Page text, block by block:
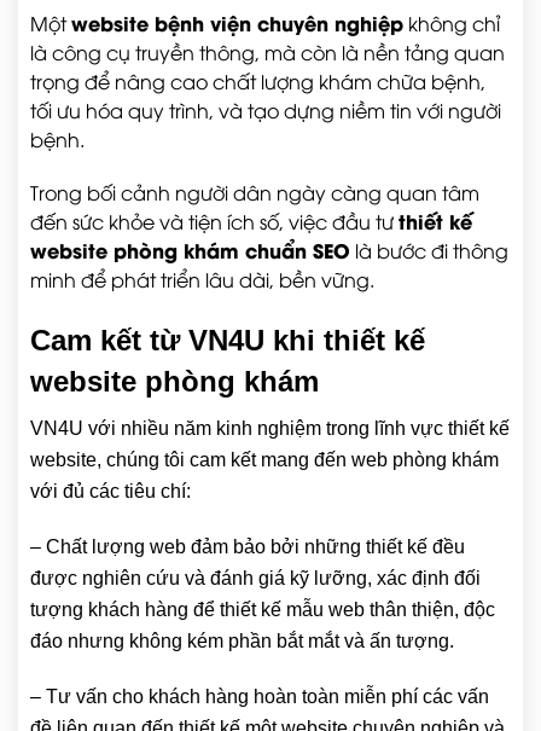
Mộtwebsite bệnh viện chuyên nghiệp không chỉ
là công cụ truyền thông, mà còn là nền tảng quan
trọng để nâng cao chất lượng khám chữa bệnh,
tối ưu hóa quy trình, và tạo dựng niềm tin với người
bệnh.
Trong bối cảnh người dân ngày càng quan tâm
đến sức khỏe và tiện ích số, việc đầu tưthiết kế
website phòng khám chuẩn SEO là bước đi thông
minh để phát triển lâu dài, bền vững.
Cam kết từ VN4U khi thiết kế
website phòng khám
VN4U với nhiều năm kinh nghiệm trong lĩnh vực thiết kế
website, chúng tôi cam kết mang đến web phòng khám
với đủ các tiêu chí:
– Chất lượng web đảm bảo bởi những thiết kế đều
được nghiên cứu và đánh giá kỹ lưỡng, xác định đối
tượng khách hàng để thiết kế mẫu web thân thiện, độc
đáo nhưng không kém phần bắt mắt và ấn tượng.
– Tư vấn cho khách hàng hoàn toàn miễn phí các vấn